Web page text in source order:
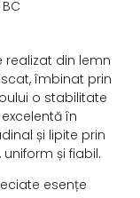
realizat din lemn
îmbinat prin
o stabilitate
în
și lipite prin
și fiabil.
esențe